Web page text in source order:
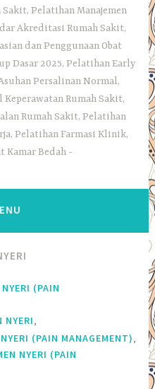
Pelatihan Manajemen
Akreditasi Rumah Sakit,
dan Penggunaan Obat
Dasar 2025, Pelatihan Early
Persalinan Normal,
Keperawatan Rumah Sakit,
Rumah Sakit, Pelatihan
Pelatihan Farmasi Klinik,
Kamar Bedah
(PAIN
NYERI
(PAIN MANAGEMENT)
NYERI (PAIN